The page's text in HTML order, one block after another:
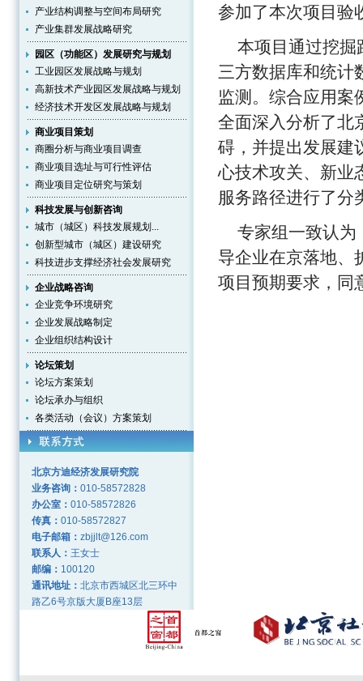
产业结构调整与空间布局研究
产业集群发展战略研究
园区（功能区）发展研究与规划
工业园区发展战略与规划
高新技术产业园区发展战略与规划
经济技术开发区发展战略与规划
商业项目策划
商圈分析与商业项目调查
商业项目选址与可行性评估
商业项目定位研究与策划
科技发展与创新咨询
城市（城区）科技发展规划...
创新型城市（城区）建设研究
科技进步支撑经济社会发展研究
企业战略咨询
企业竞争环境研究
企业发展战略制定
企业组织结构设计
论坛策划
论坛方案策划
论坛承办与组织
各类活动（会议）方案策划
北京方迪经济发展研究院
业务咨询： 010-58572828
办公室： 010-58572826
传真： 010-58572827
电子邮箱： zbjjlt@126.com
联系人： 王女士
邮编： 100120
通讯地址： 北京市西城区北三环中
路乙6号京版大厦B座13层
参加了本次项目验
本项目通过挖掘
三方数据库和统计
监测。综合应用案
全面深入分析了北
碍，并提出发展建
心技术攻关、新业
服务路径进行了分
专家组一致认为
导企业在京落地、
项目预期要求，同